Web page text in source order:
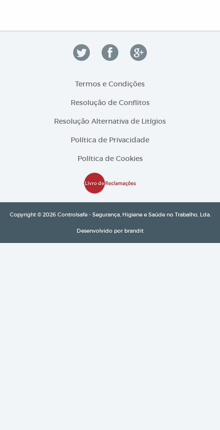
Termos e Condições
Resolução de Conflitos
Resolução Alternativa de Litígios
Política de Privacidade
Política de Cookies
Copyright © 2026 Controlsafe - Segurança, Higiene e Saúde no Trabalho, Lda.
Desenvolvido por brandit